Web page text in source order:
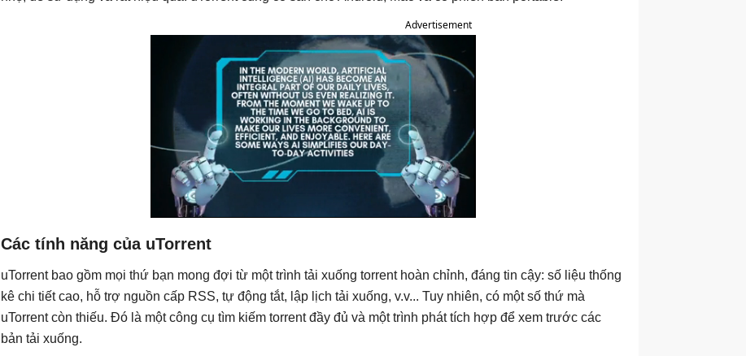
Advertisement
Các tính năng của uTorrent
uTorrent bao gồm mọi thứ bạn mong đợi từ một trình tải xuống torrent hoàn chỉnh, đáng tin cậy: số liệu thống
kê chi tiết cao, hỗ trợ nguồn cấp RSS, tự động tắt, lập lịch tải xuống, v.v... Tuy nhiên, có một số thứ mà
uTorrent còn thiếu. Đó là một công cụ tìm kiếm torrent đầy đủ và một trình phát tích hợp để xem trước các
bản tải xuống.